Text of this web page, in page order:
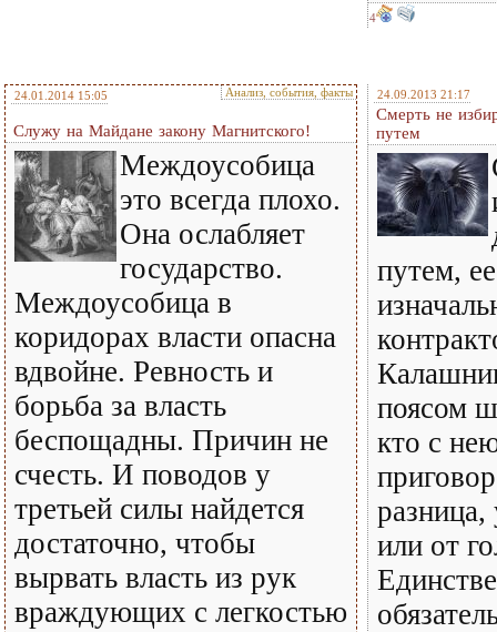
4
24.01.2014 15:05 Анализ, события, факты
Служу на Майдане закону Магнитского!
Междоусобица
это всегда плохо.
Она ослабляет
государство.
Междоусобица в
коридорах власти опасна
вдвойне. Ревность и
борьба за власть
беспощадны. Причин не
счесть. И поводов у
третьей силы найдется
достаточно, чтобы
вырвать власть из рук
враждующих с легкостью
24.09.2013 21:17
Смерть не
путем
путем,
поясом
кто с
разница,
или от